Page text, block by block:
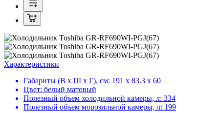
Характеристики
Габариты (В х Ш х Г), см: 191 х 83.3 х 60
Цвет: белый матовый
Полезный объем холодильной камеры, л: 334
Полезный объем морозильной камеры, л: 199